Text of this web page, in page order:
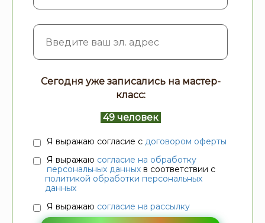
Сегодня уже записались на мастер-
класс:
49 человек
Я выражаю согласие с договором оферты
Я выражаю согласие на обработку
персональных данных в соответствии с
политикой обработки персональных
данных
Я выражаю согласие на рассылку